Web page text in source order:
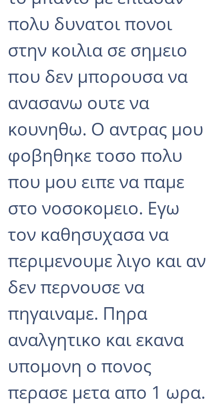
πολυ δυνατοι πονοι
στην κοιλια σε σημειο
που δεν μπορουσα να
ανασανω ουτε να
κουνηθω. Ο αντρας μου
φοβηθηκε τοσο πολυ
που μου ειπε να παμε
στο νοσοκομειο. Εγω
τον καθησυχασα να
περιμενουμε λιγο και αν
δεν περνουσε να
πηγαιναμε. Πηρα
αναλγητικο και εκανα
υπομονη ο πονος
περασε μετα απο 1 ωρα.